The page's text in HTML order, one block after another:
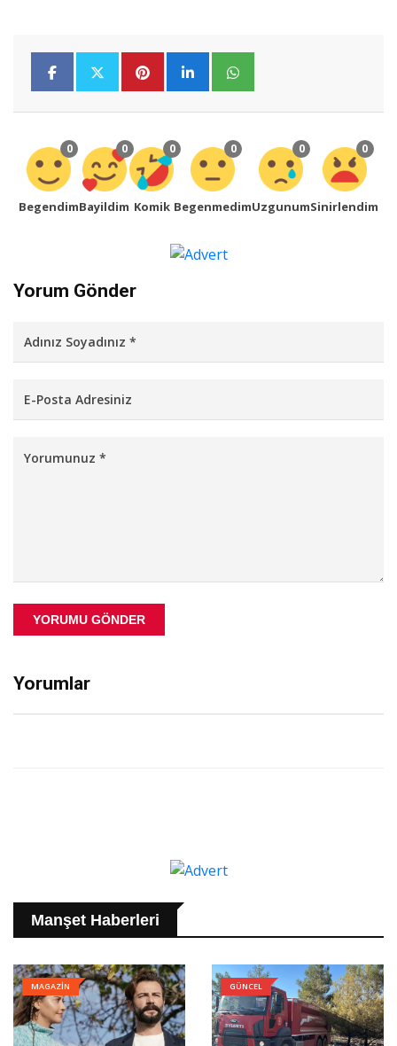
0
Begendim
0
Bayildim
0
Komik
0
Begenmedim
0
Uzgunum
0
Sinirlendim
Yorum Gönder
YORUMU GÖNDER
Yorumlar
Manşet Haberleri
MAGAZİN GÜNCEL